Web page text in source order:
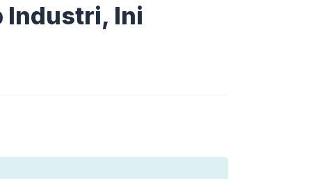
Industri, Ini